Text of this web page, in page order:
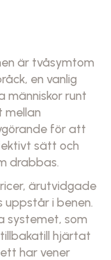
är tvåsymtom
en vanlig
människor runt
mellan
för att
sätt och
drabbas.
ärutvidgade
uppstår i benen.
systemet, som
hjärtat
har vener